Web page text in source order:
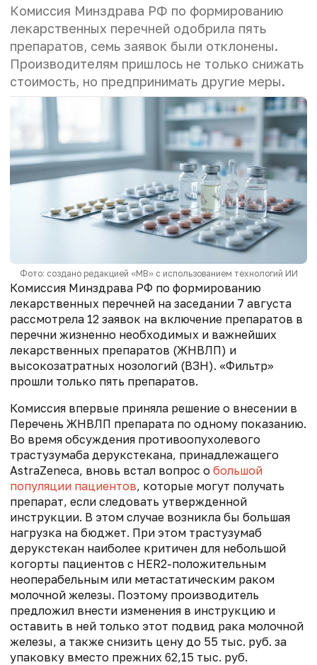
Комиссия Минздрава РФ по формированию
лекарственных перечней одобрила пять
препаратов, семь заявок были отклонены.
Производителям пришлось не только снижать
стоимость, но предпринимать другие меры.
Фото: создано редакцией «МВ» с использованием технологий ИИ
Комиссия Минздрава РФ по формированию
лекарственных перечней на заседании 7 августа
рассмотрела 12 заявок на включение препаратов в
перечни жизненно необходимых и важнейших
лекарственных препаратов (ЖНВЛП) и
высокозатратных нозологий (ВЗН). «Фильтр»
прошли только пять препаратов.
Комиссия впервые приняла решение о внесении в
Перечень ЖНВЛП препарата по одному показанию.
Во время обсуждения противоопухолевого
трастузумаба дерукстекана, принадлежащего
AstraZeneca, вновь встал вопрос о большой
популяции пациентов, которые могут получать
препарат, если следовать утвержденной
инструкции. В этом случае возникла бы большая
нагрузка на бюджет. При этом трастузумаб
дерукстекан наиболее критичен для небольшой
когорты пациентов с HER2-положительным
неоперабельным или метастатическим раком
молочной железы. Поэтому производитель
предложил внести изменения в инструкцию и
оставить в ней только этот подвид рака молочной
железы, а также снизить цену до 55 тыс. руб. за
упаковку вместо прежних 62,15 тыс. руб.